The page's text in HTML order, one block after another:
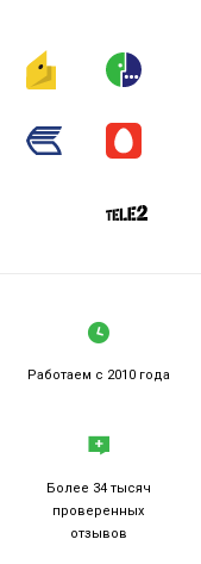
Работаем с 2010 года
Более 34 тысяч
проверенных
отзывов